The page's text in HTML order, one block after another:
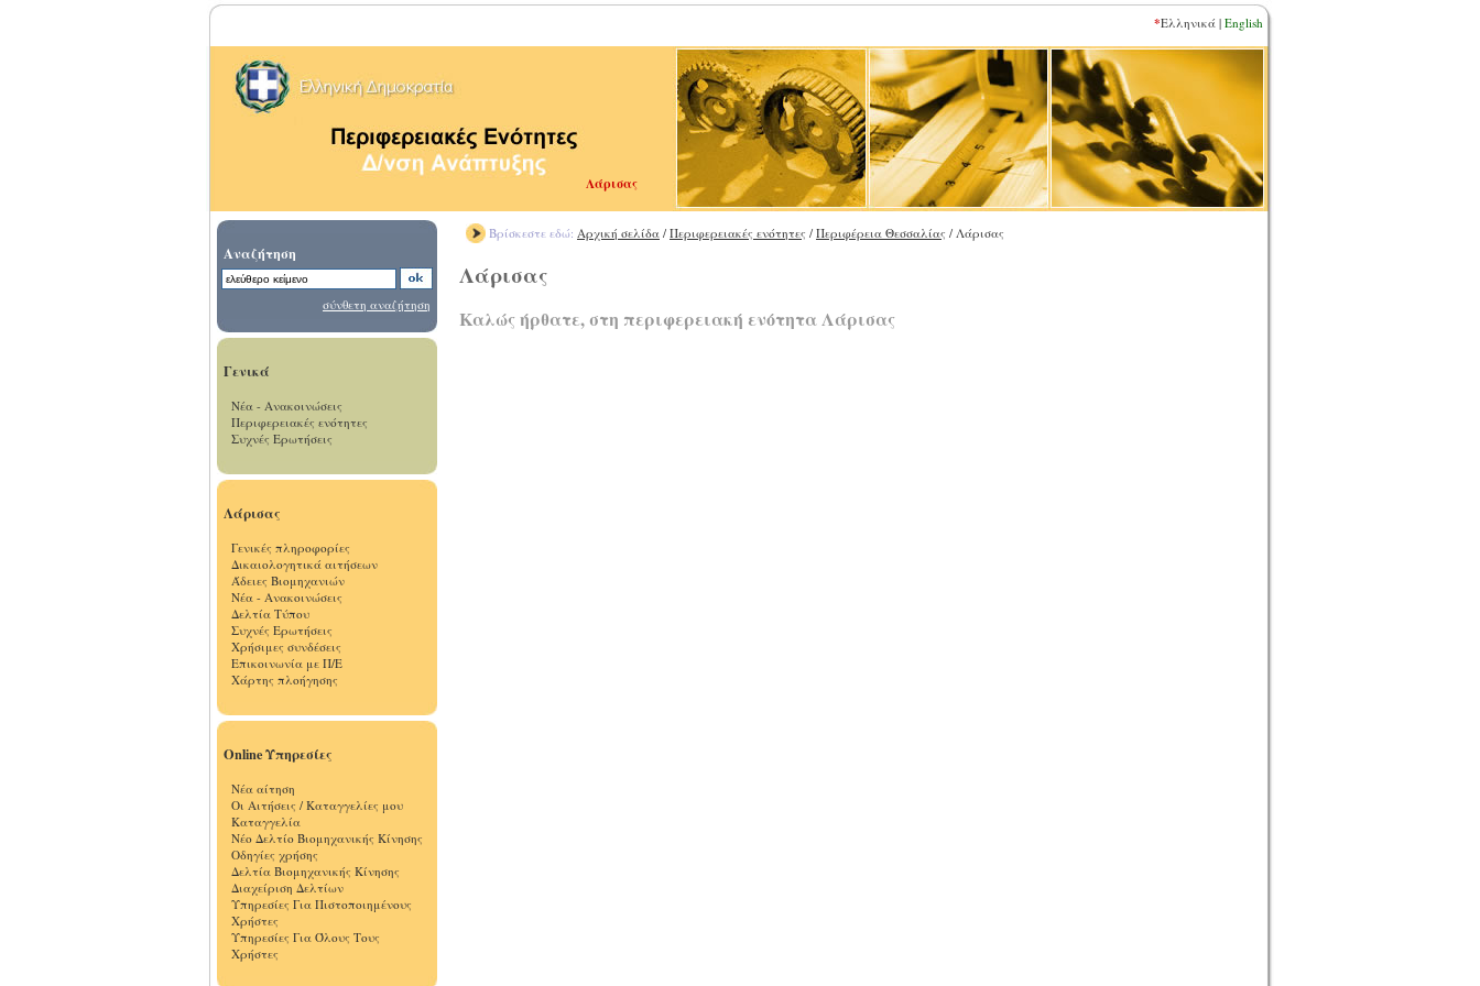
*Ελληνικά | English
Λάρισας
Αναζήτηση
σύνθετη αναζήτηση
Γενικά
Νέα - Ανακοινώσεις
Περιφερειακές ενότητες
Συχνές Ερωτήσεις
Λάρισας
Γενικές πληροφορίες
Δικαιολογητικά αιτήσεων
Άδειες Βιομηχανιών
Νέα - Ανακοινώσεις
Δελτία Τύπου
Συχνές Ερωτήσεις
Χρήσιμες συνδέσεις
Επικοινωνία με Π/Ε
Χάρτης πλοήγησης
Online Υπηρεσίες
Νέα αίτηση
Οι Αιτήσεις / Καταγγελίες μου
Καταγγελία
Νέο Δελτίο Βιομηχανικής Κίνησης
Οδηγίες χρήσης
Δελτία Βιομηχανικής Κίνησης
Διαχείριση Δελτίων
Υπηρεσίες Για Πιστοποιημένους
Χρήστες
Υπηρεσίες Για Όλους Τους
Χρήστες
Βρίσκεστε εδώ: Αρχική σελίδα / Περιφερειακές ενότητες / Περιφέρεια Θεσσαλίας / Λάρισας
Λάρισας
Καλώς ήρθατε, στη περιφερειακή ενότητα Λάρισας